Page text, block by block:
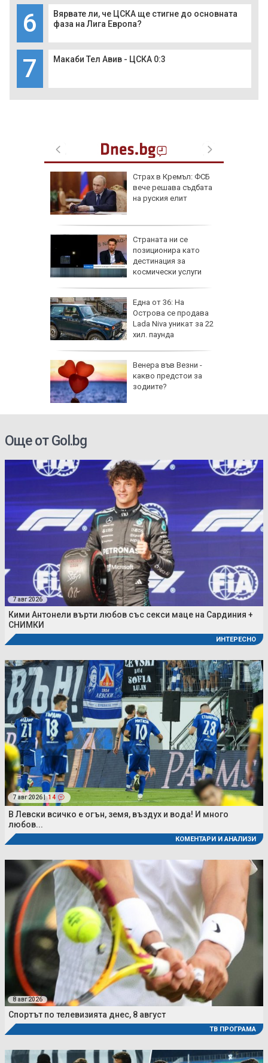
6
Вярвате ли, че ЦСКА ще стигне до основната
фаза на Лига Европа?
7 Макаби Тел Авив - ЦСКА 0:3
Страх в Кремъл: ФСБ
вече решава съдбата
на руския елит
Страната ни се
позиционира като
дестинация за
космически услуги
Една от 36: На
Острова се продава
Lada Niva уникат за 22
хил. паунда
Венера във Везни -
какво предстои за
зодиите?
Още от Gol.bg
7 авг 2026
Кими Антонели върти любов със секси маце на Сардиния +
СНИМКИ
ИНТЕРЕСНО
7 авг 2026 | 14
В Левски всичко е огън, земя, въздух и вода! И много
любов...
КОМЕНТАРИ И АНАЛИЗИ
8 авг 2026
Спортът по телевизията днес, 8 август
ТВ ПРОГРАМА